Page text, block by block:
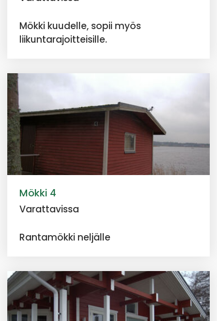
Mökki kuudelle, sopii myös
liikuntarajoitteisille.
Mökki 4
Varattavissa
Rantamökki neljälle